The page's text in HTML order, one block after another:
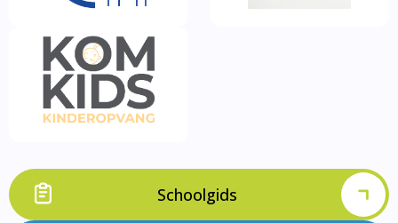
Schoolgids